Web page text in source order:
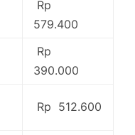
Rp
579.400
Rp
390.000
Rp 512.600